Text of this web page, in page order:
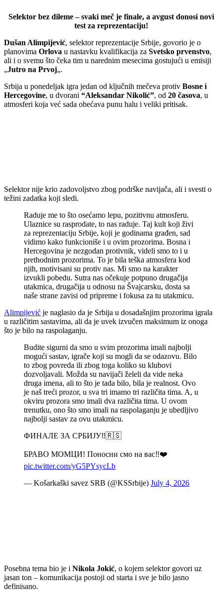
Selektor bez dileme – svaki meč je finale, a avgust donosi novi
test za reprezentaciju!
Dušan Alimpijević, selektor reprezentacije Srbije, govorio je o
planovima Orlova u nastavku kvalifikacija za Svetsko prvenstvo,
ali i o svemu što čeka tim u narednim mesecima gostujući u emisiji
„Jutro na Prvoj„.
Srbija u ponedeljak igra jedan od ključnih mečeva protiv Bosne i
Hercegovine, u dvorani “Aleksandar Nikolić”, od 20 časova, u
atmosferi koja već sada obećava punu halu i veliki pritisak.
Selektor nije krio zadovoljstvo zbog podrške navijača, ali i svesti o
težini zadatka koji sledi.
Raduje me to što osećamo lepu, pozitivnu atmosferu.
Ulaznice su rasprodate, to nas raduje. Taj kult koji živi
za reprezentaciju Srbije, koji je godinama građen, sad
vidimo kako funkcioniše i u ovim prozorima. Bosna i
Hercegovina je nezgodan protivnik, videli smo to i u
prethodnim prozorima. To je bila teška atmosfera kod
njih, motivisani su protiv nas. Mi smo na karakter
izvukli pobedu. Sutra nas očekuje potpuno drugačija
utakmica, drugačija u odnosu na Švajcarsku, dosta sa
naše strane zavisi od pripreme i fokusa za tu utakmicu.
Alimpijević je naglasio da je Srbija u dosadašnjim prozorima igrala
u različitim sastavima, ali da je uvek izvučen maksimum iz onoga
što je bilo na raspolaganju.
Budite sigurni da smo u svim prozorima imali najbolji
mogući sastav, igrače koji su mogli da se odazovu. Bilo
to zbog povreda ili zbog toga koliko su klubovi
dozvoljavali. Možda su navijači želeli da vide neka
druga imena, ali to što je tada bilo, bila je realnost. Ovo
je naš treći prozor, u sva tri imamo tri različita tima. A, u
okviru prozora smo imali dva različita tima. U ovom
trenutku, ono što smo imali na raspolaganju je ubedljivo
najbolji sastav za ovu utakmicu.
ФИНАЛЕ ЗА СРБИЈУ‼️🇷🇸
БРАВО МОМЦИ! Поносни смо на вас‼️❤️
pic.twitter.com/yG5PYsycLb
— Košarkaški savez SRB (@KSSrbije) July 4, 2026
Posebna tema bio je i Nikola Jokić, o kojem selektor govori uz
jasan ton – komunikacija postoji od starta i sve je bilo jasno
definisano.